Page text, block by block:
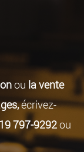
ou la vente
écrivez-
797-9292ou